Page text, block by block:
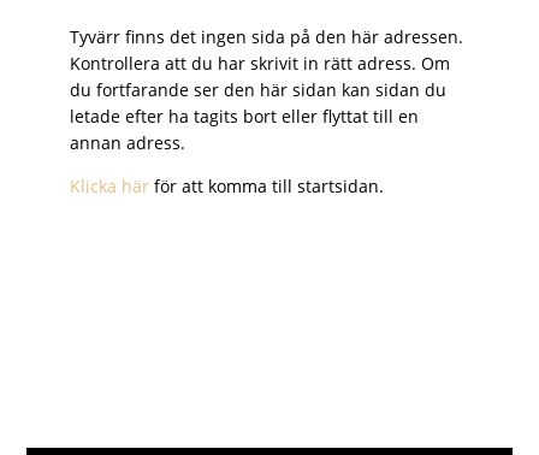
Tyvärr finns det ingen sida på den här adressen.
Kontrollera att du har skrivit in rätt adress. Om
du fortfarande ser den här sidan kan sidan du
letade efter ha tagits bort eller flyttat till en
annan adress.
Klicka här för att komma till startsidan.